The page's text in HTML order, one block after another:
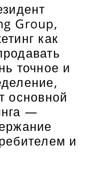
Group,
как
точное и
основной
—
и